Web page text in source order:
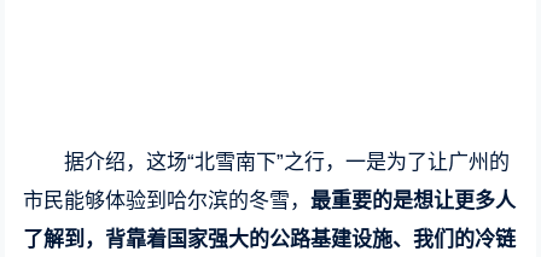
据介绍，这场“北雪南下”之行，一是为了让广州的
市民能够体验到哈尔滨的冬雪，最重要的是想让更多人
了解到，背靠着国家强大的公路基建设施、我们的冷链